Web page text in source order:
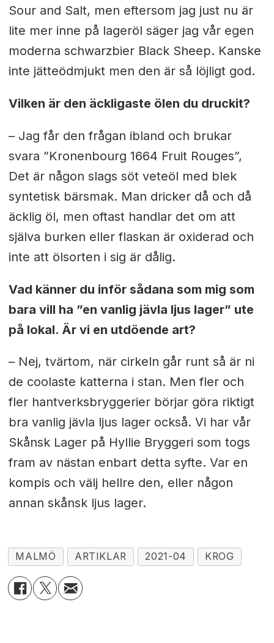
Sour and Salt, men eftersom jag just nu är
lite mer inne på lageröl säger jag vår egen
moderna schwarzbier Black Sheep. Kanske
inte jätteödmjukt men den är så löjligt god.
Vilken är den äckligaste ölen du druckit?
– Jag får den frågan ibland och brukar
svara ”Kronenbourg 1664 Fruit Rouges”,
Det är någon slags söt veteöl med blek
syntetisk bärsmak. Man dricker då och då
äcklig öl, men oftast handlar det om att
själva burken eller flaskan är oxiderad och
inte att ölsorten i sig är dålig.
Vad känner du inför sådana som mig som
bara vill ha ”en vanlig jävla ljus lager” ute
på lokal. Är vi en utdöende art?
– Nej, tvärtom, när cirkeln går runt så är ni
de coolaste katterna i stan. Men fler och
fler hantverksbryggerier börjar göra riktigt
bra vanlig jävla ljus lager också. Vi har vår
Skånsk Lager på Hyllie Bryggeri som togs
fram av nästan enbart detta syfte. Var en
kompis och välj hellre den, eller någon
annan skånsk ljus lager.
MALMÖ ARTIKLAR 2021-04 KROG